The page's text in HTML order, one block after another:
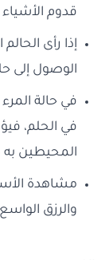
قدوم الأشياء
إذا رأى
الوصول إلى
في حالة
في الحلم،
المحيطين به
مشاهدة
والرزق